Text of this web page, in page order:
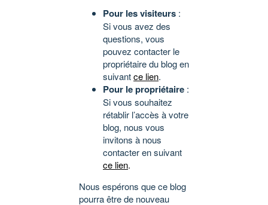
Pour les visiteurs :
Si vous avez des
questions, vous
pouvez contacter le
propriétaire du blog en
suivantce lien.
Pour le propriétaire :
Si vous souhaitez
rétablir l’accès à votre
blog, nous vous
invitons à nous
contacter en suivant
ce lien.
Nous espérons que ce blog
pourra être de nouveau